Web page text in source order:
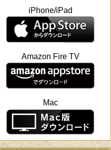
iPhone/iPad
Amazon Fire TV
Mac